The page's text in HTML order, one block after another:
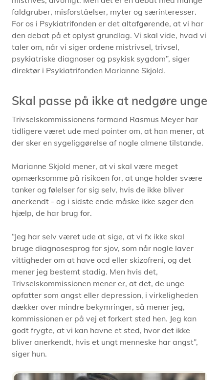
faldgruber, misforståelser, myter og særinteresser.
For os i Psykiatrifonden er det altafgørende, at vi har
den debat på et oplyst grundlag. Vi skal vide, hvad vi
taler om, når vi siger ordene mistrivsel, trivsel,
psykiatriske diagnoser og psykisk sygdom”, siger
direktør i Psykiatrifonden Marianne Skjold.
Skal passe på ikke at nedgøre unge
Trivselskommissionens formand Rasmus Meyer har
tidligere været ude med pointer om, at han mener, at
der sker en sygeliggørelse af nogle almene tilstande.
Marianne Skjold mener, at vi skal være meget
opmærksomme på risikoen for, at unge holder svære
tanker og følelser for sig selv, hvis de ikke bliver
anerkendt - og i sidste ende måske ikke søger den
hjælp, de har brug for.
“Jeg har selv været ude at sige, at vi fx ikke skal
bruge diagnosesprog for sjov, som når nogle laver
vittigheder om at have ocd eller skizofreni, og det
mener jeg bestemt stadig. Men hvis det,
Trivselskommissionen mener er, at det, de unge
opfatter som angst eller depression, i virkeligheden
dækker over mindre bekymringer, så mener jeg,
kommissionen er på vej et forkert sted hen. Jeg kan
godt frygte, at vi kan havne et sted, hvor det ikke
bliver anerkendt, hvis et ungt menneske har angst”,
siger hun.